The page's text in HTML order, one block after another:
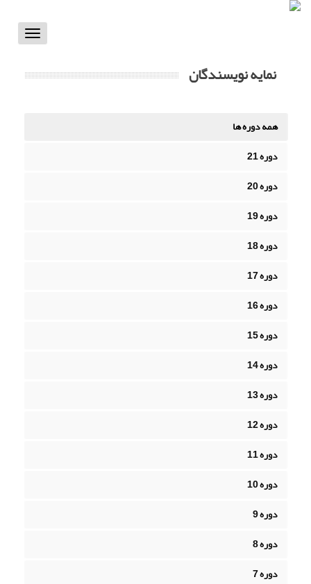
Toggle
نمایه نویسندگان
همه دوره ها
دوره 21
دوره 20
دوره 19
دوره 18
دوره 17
دوره 16
دوره 15
دوره 14
دوره 13
دوره 12
دوره 11
دوره 10
دوره 9
دوره 8
دوره 7